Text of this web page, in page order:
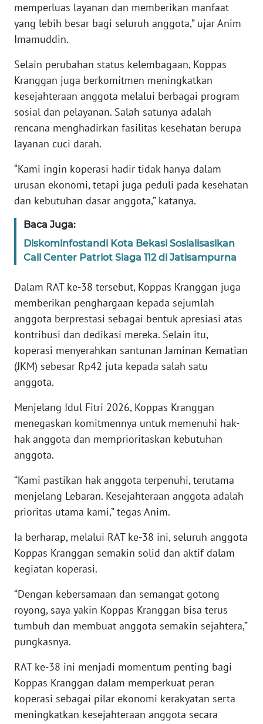
memperluas layanan dan memberikan manfaat
yang lebih besar bagi seluruh anggota,” ujar Anim
Imamuddin.
Selain perubahan status kelembagaan, Koppas
Kranggan juga berkomitmen meningkatkan
kesejahteraan anggota melalui berbagai program
sosial dan pelayanan. Salah satunya adalah
rencana menghadirkan fasilitas kesehatan berupa
layanan cuci darah.
“Kami ingin koperasi hadir tidak hanya dalam
urusan ekonomi, tetapi juga peduli pada kesehatan
dan kebutuhan dasar anggota,” katanya.
Baca Juga:
Diskominfostandi Kota Bekasi Sosialisasikan
Call Center Patriot Siaga 112 di Jatisampurna
Dalam RAT ke-38 tersebut, Koppas Kranggan juga
memberikan penghargaan kepada sejumlah
anggota berprestasi sebagai bentuk apresiasi atas
kontribusi dan dedikasi mereka. Selain itu,
koperasi menyerahkan santunan Jaminan Kematian
(JKM) sebesar Rp42 juta kepada salah satu
anggota.
Menjelang Idul Fitri 2026, Koppas Kranggan
menegaskan komitmennya untuk memenuhi hak-
hak anggota dan memprioritaskan kebutuhan
anggota.
“Kami pastikan hak anggota terpenuhi, terutama
menjelang Lebaran. Kesejahteraan anggota adalah
prioritas utama kami,” tegas Anim.
Ia berharap, melalui RAT ke-38 ini, seluruh anggota
Koppas Kranggan semakin solid dan aktif dalam
kegiatan koperasi.
“Dengan kebersamaan dan semangat gotong
royong, saya yakin Koppas Kranggan bisa terus
tumbuh dan membuat anggota semakin sejahtera,”
pungkasnya.
RAT ke-38 ini menjadi momentum penting bagi
Koppas Kranggan dalam memperkuat peran
koperasi sebagai pilar ekonomi kerakyatan serta
meningkatkan kesejahteraan anggota secara
WN
JAMBI
SULTRA
WN
NTB
WN
WN
SULBAR
WN
BABEL
SUMBAR
WN
SUMSEL
BENGKULU
WN
LAMPUNG
JATENG
WN
NUSANTARA
WN
WN
JATIM
WN
WN
KALBAR
WN
KALTENG